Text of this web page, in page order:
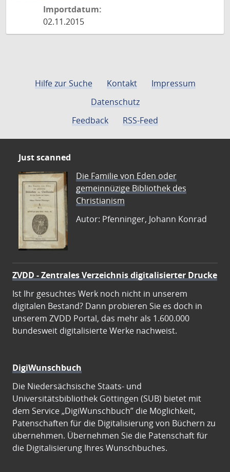
Importdatum:
02.11.2015
Hilfe zur Suche Kontakt
Impressum
Datenschutz
Feedback
RSS-Feed
Just scanned
Die Familie von Eden oder
gemeinnüzige Bibliothek des
Christianism
Autor: Pfenninger, Johann Konrad
ZVDD - Zentrales Verzeichnis digitalisierter Drucke
Ist Ihr gesuchtes Werk noch nicht in unserem
digitalen Bestand? Dann probieren Sie es doch in
unserem ZVDD Portal, das mehr als 1.600.000
bundesweit digitalisierte Werke nachweist.
DigiWunschbuch
Die Niedersächsische Staats- und
Universitätsbibliothek Göttingen (SUB) bietet mit
dem Service „DigiWunschbuch” die Möglichkeit,
Patenschaften für die Digitalisierung von Büchern zu
übernehmen. Übernehmen Sie die Patenschaft für
die Digitalisierung Ihres Wunschbuches.